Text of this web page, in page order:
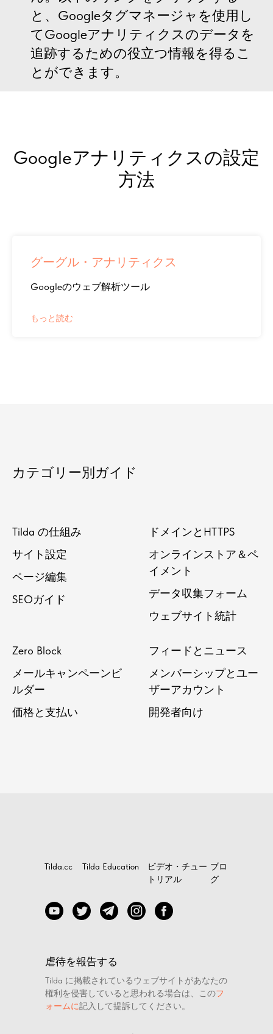
と、Googleタグマネージャを使用し
てGoogleアナリティクスのデータを
追跡するための役立つ情報を得るこ
とができます。
Googleアナリティクスの設定
方法
グーグル・アナリティクス
Googleのウェブ解析ツール
もっと読む
カテゴリー別ガイド
Tilda の仕組み
サイト設定
ページ編集
SEOガイド
ドメインとHTTPS
オンラインストア＆ペ
イメント
データ収集フォーム
ウェブサイト統計
Zero Block
メールキャンペーンビ
ルダー
価格と支払い
フィードとニュース
メンバーシップとユー
ザーアカウント
開発者向け
Tilda.cc Tilda Education
ビデオ・チュー
トリアル
ブロ
グ
虐待を報告する
Tilda に掲載されているウェブサイトがあなたの
権利を侵害していると思われる場合は、このフ
ォームに記入して提訴してください。